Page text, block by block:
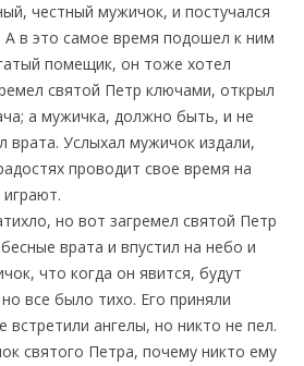
честный мужичок, и постучался
А в это самое время подошел к ним
помещик, он тоже хотел
святой Петр ключами, открыл
а мужичка, должно быть, и не
врата. Услыхал мужичок издали,
проводит свое время на
но вот загремел святой Петр
врата и впустил на небо и
что когда он явится, будут
все было тихо. Его приняли
встретили ангелы, но никто не пел.
святого Петра, почему никто ему